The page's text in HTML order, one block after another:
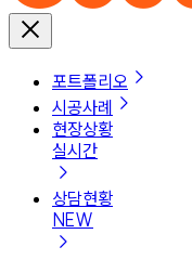
포트폴리오
시공사례
현장상황
실시간
상담현황
NEW